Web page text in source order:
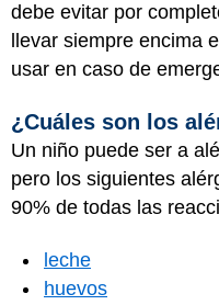
debe evitar por
llevar siempre encima
usar en caso de
¿Cuáles son los
Un niño puede ser a
pero los siguientes
90% de todas las
leche
huevos